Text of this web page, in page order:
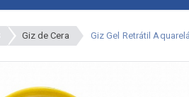
Giz de Cera Giz Gel Retrátil